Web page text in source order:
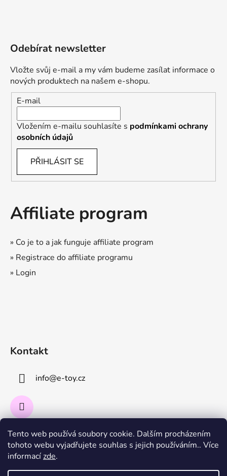
Tento web používá soubory cookie. Dalším procházením
tohoto webu vyjadřujete souhlas s jejich používáním.. Více
informacízde.
Odebírat newsletter
Vložte svůj e-mail a my vám budeme zasílat informace o
nových produktech na našem e-shopu.
E-mail
Vložením e-mailu souhlasíte s podmínkami ochrany
osobních údajů
PŘIHLÁSIT SE
Affiliate program
» Co je to a jak funguje affiliate program
» Registrace do affiliate programu
» Login
Kontakt
info@e-toy.cz
Instagram